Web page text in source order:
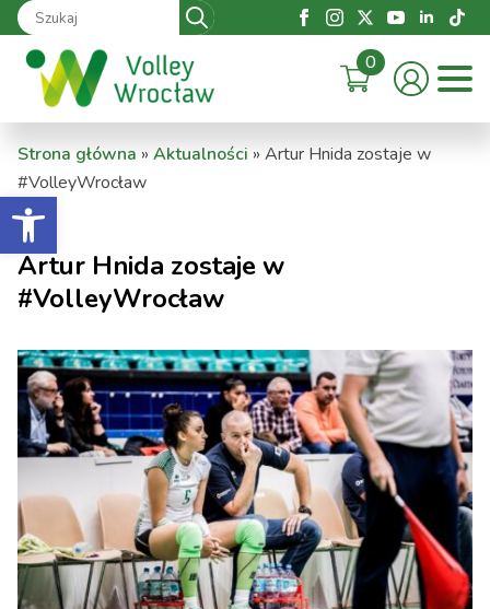
Otwórz pasek narzędzi
Search
for:
0
Strona główna » Aktualności » Artur Hnida zostaje w
#VolleyWrocław
Artur Hnida zostaje w
#VolleyWrocław